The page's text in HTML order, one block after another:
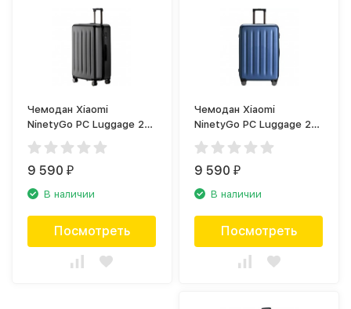
Чемодан Xiaomi
NinetyGo PC Luggage 24,
чёрный
9 590₽
В наличии
Посмотреть
Чемодан Xiaomi
NinetyGo PC Luggage 24,
голубой
9 590₽
В наличии
Посмотреть